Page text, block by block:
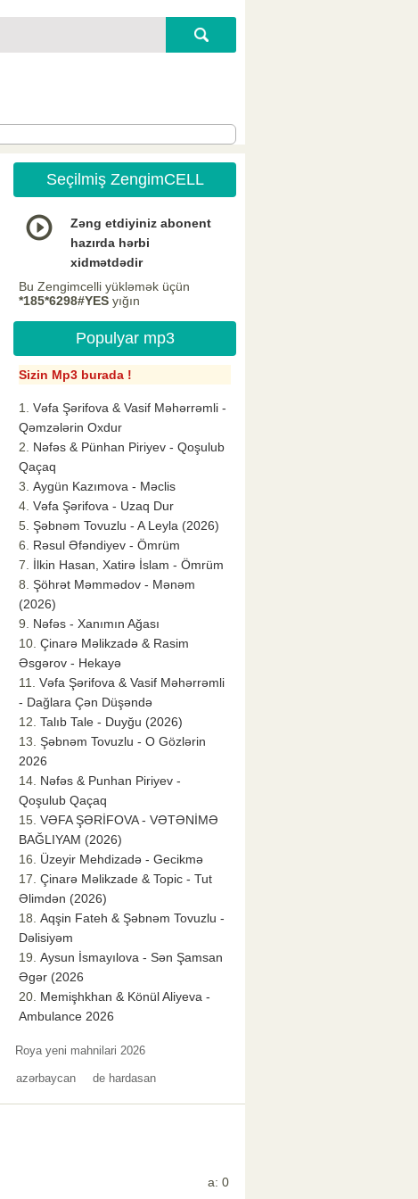
Seçilmiş ZengimCELL
Zəng etdiyiniz abonent
hazırda hərbi
xidmətdədir
Bu Zengimcelli yükləmək üçün
*185*6298#YES yığın
Populyar mp3
Sizin Mp3 burada !
Vəfa Şərifova & Vasif Məhərrəmli -
Qəmzələrin Oxdur
Nəfəs & Pünhan Piriyev - Qoşulub
Qaçaq
Aygün Kazımova - Məclis
Vəfa Şərifova - Uzaq Dur
Şəbnəm Tovuzlu - A Leyla (2026)
Rəsul Əfəndiyev - Ömrüm
İlkin Hasan, Xatirə İslam - Ömrüm
Şöhrət Məmmədov - Mənəm
(2026)
Nəfəs - Xanımın Ağası
Çinarə Məlikzadə & Rasim
Əsgərov - Hekayə
Vəfa Şərifova & Vasif Məhərrəmli
- Dağlara Çən Düşəndə
Talıb Tale - Duyğu (2026)
Şəbnəm Tovuzlu - O Gözlərin
2026
Nəfəs & Punhan Piriyev -
Qoşulub Qaçaq
VƏFA ŞƏRİFOVA - VƏTƏNİMƏ
BAĞLIYAM (2026)
Üzeyir Mehdizadə - Gecikmə
Çinarə Məlikzade & Topic - Tut
Əlimdən (2026)
Aqşin Fateh & Şəbnəm Tovuzlu -
Dəlisiyəm
Aysun İsmayılova - Sən Şamsan
Əgər (2026
Memişhkhan & Könül Aliyeva -
Ambulance 2026
Roya yeni mahnilari 2026
azərbaycan de hardasan
a: 0